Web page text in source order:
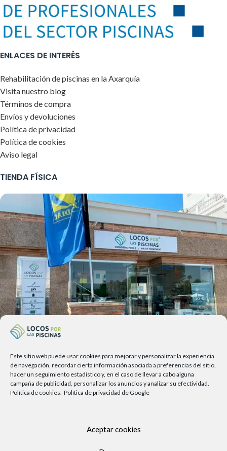
Este sitio web puede usar cookies para mejorar y personalizar la experiencia
de navegación, recordar cierta información asociada a preferencias del sitio,
hacer un seguimiento estadístico y, en el caso de llevar a cabo alguna
campaña de publicidad, personalizar los anuncios y analizar su efectividad.
Política de cookies. Política de privacidad de Google
Aceptar cookies
ENLACES DE INTERÉS
Rehabilitación de piscinas en la Axarquía
Visita nuestro blog
Términos de compra
Envíos y devoluciones
Política de privacidad
Política de cookies
Aviso legal
TIENDA FÍSICA
Av. del Sol, 2, local 6,
29740 Torre del Mar, Málaga
Lunes a viernes